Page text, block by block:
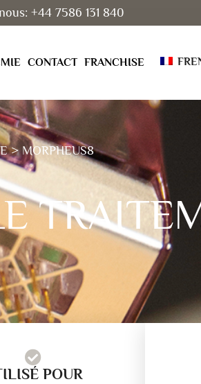
+44 7586 131 840
CONTACT FRANCHISE
> MORPHEUS8
POUR